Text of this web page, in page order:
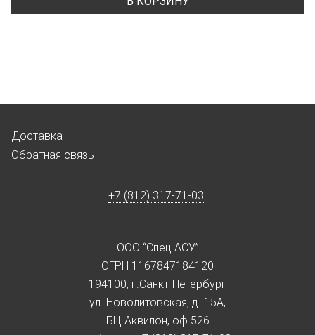
Доставка
Обратная связь
+7 (812) 317-71-03
ООО “Спец АСУ”
ОГРН 1167847184120
194100, г.Санкт-Петербург
ул. Новолитовская, д. 15А,
БЦ Аквилон, оф.526